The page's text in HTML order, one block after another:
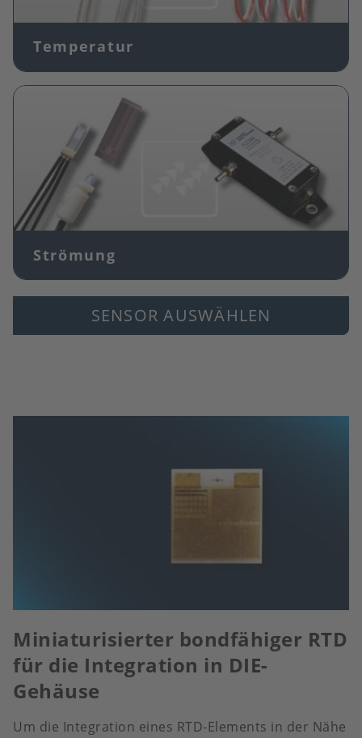
Temperatur
Strömung
SENSOR AUSWÄHLEN
Miniaturisierter bondfähiger RTD
für die Integration in DIE-
Gehäuse
Um die Integration eines RTD-Elements in der Nähe